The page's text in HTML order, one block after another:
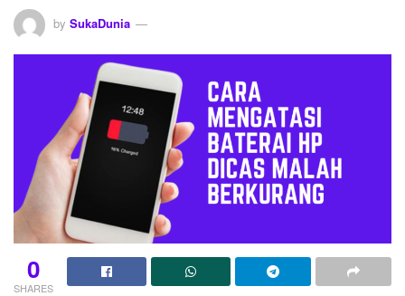
by SukaDunia
0
SHARES